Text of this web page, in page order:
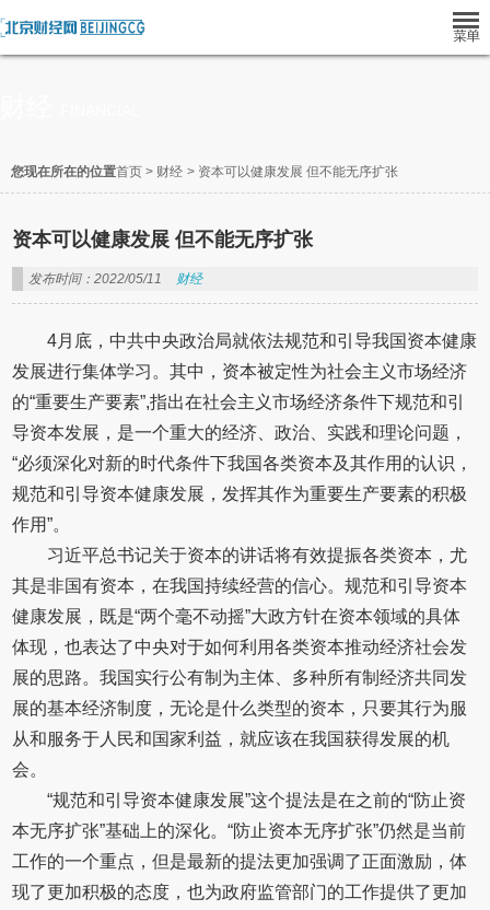
您现在所在的位置首页 > 财经 > 资本可以健康发展 但不能无序扩张
资本可以健康发展 但不能无序扩张
发布时间：2022/05/11 财经
4月底，中共中央政治局就依法规范和引导我国资本健康
发展进行集体学习。其中，资本被定性为社会主义市场经济
的“重要生产要素”,指出在社会主义市场经济条件下规范和引
导资本发展，是一个重大的经济、政治、实践和理论问题，
“必须深化对新的时代条件下我国各类资本及其作用的认识，
规范和引导资本健康发展，发挥其作为重要生产要素的积极
作用”。
习近平总书记关于资本的讲话将有效提振各类资本，尤
其是非国有资本，在我国持续经营的信心。规范和引导资本
健康发展，既是“两个毫不动摇”大政方针在资本领域的具体
体现，也表达了中央对于如何利用各类资本推动经济社会发
展的思路。我国实行公有制为主体、多种所有制经济共同发
展的基本经济制度，无论是什么类型的资本，只要其行为服
从和服务于人民和国家利益，就应该在我国获得发展的机
会。
“规范和引导资本健康发展”这个提法是在之前的“防止资
本无序扩张”基础上的深化。“防止资本无序扩张”仍然是当前
工作的一个重点，但是最新的提法更加强调了正面激励，体
现了更加积极的态度，也为政府监管部门的工作提供了更加